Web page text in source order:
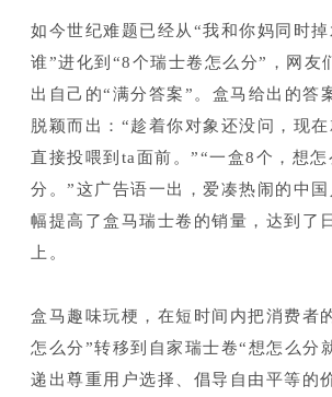
如今世纪难题已经从“我和你妈同时
谁”进化到“8个瑞士卷怎么分”，网友
出自己的“满分答案”。 盒马给出的答
脱颖而出： “趁着你对象还没问，现在
直接投喂到ta面前。 ”“一盒8个，想怎
分。 ”这广告语一出，爱凑热闹的中
幅提高了盒马瑞士卷的销量，达到了
上。
盒马趣味玩梗，在短时间内把消费者
怎么分”转移到自家瑞士卷“想怎么分
递出尊重用户选择、倡导自由平等的